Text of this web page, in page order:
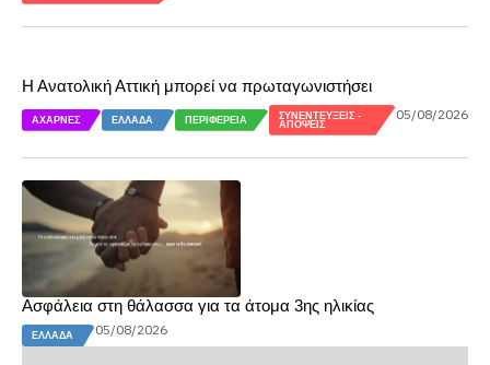
Η Ανατολική Αττική μπορεί να πρωταγωνιστήσει
ΑΧΑΡΝΈΣ ΕΛΛΆΔΑ ΠΕΡΙΦΈΡΕΙΑ
ΣΥΝΕΝΤΕΎΞΕΙΣ -
ΑΠΌΨΕΙΣ
05/08/2026
Ασφάλεια στη θάλασσα για τα άτομα 3ης ηλικίας
ΕΛΛΆΔΑ 05/08/2026